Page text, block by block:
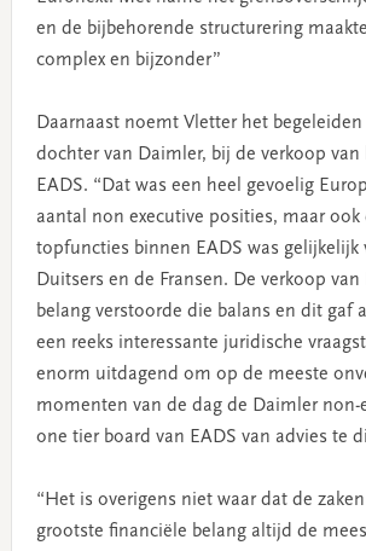
en de bijbehorende structurering
complex en bijzonder”
Daarnaast noemt Vletter het begeleiden
dochter van Daimler, bij de verkoop van
EADS. “Dat was een heel gevoelig
aantal non executive posities, maar ook
topfuncties binnen EADS was gelijkelijk
Duitsers en de Fransen. De verkoop
belang verstoorde die balans en dit gaf
een reeks interessante juridische
enorm uitdagend om op de meeste
momenten van de dag de Daimler non-
one tier board van EADS van advies te
“Het is overigens niet waar dat de
grootste financiële belang altijd de